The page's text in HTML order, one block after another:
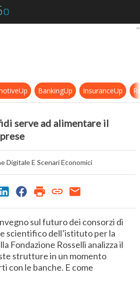
Sostenere i Confidi serve ad
BankingUp InsuranceUp
serve ad alimentare il
Digitale E Scenari Economici
sul futuro dei consorzi di
scientifico dell’istituto per la
Fondazione Rosselli analizza il
strutture in un momento
con le banche. E come